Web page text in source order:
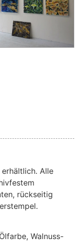
erhältlich. Alle
rückseitig
Walnuss-